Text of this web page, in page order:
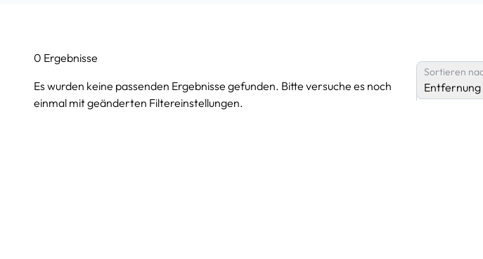
0 Ergebnisse
Es wurden keine passenden Ergebnisse gefunden. Bitte versuche es noch
einmal mit geänderten Filtereinstellungen.
Sortieren